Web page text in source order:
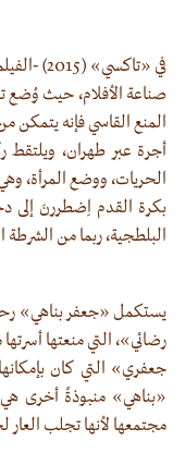
صناعة الأفلام، حيث وُضع
المنع القاسي فإنه يتمكن
أجرة عبر طهران، ويلتقط
البلطجية، ربما من الشرطة
رضائي»، التي منعتها
جعفري» التي كان
«بناهي» منبوذةً أخرى
مجتمعها لأنها تجلب العار